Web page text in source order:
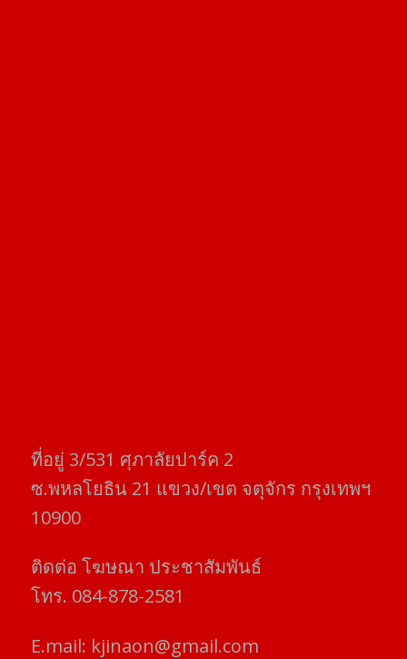
ที่อยู่​ 3/531​ ศุภาลัยปาร์ค​ 2
ซ.พหลโยธิน​ 21​ แขวง/เขต​ จตุจักร​ กรุงเทพฯ
10900
ติดต่อ​ โฆษณา​ ประชาสัมพันธ์
โทร​. 084-878-2581
E.mail: kjinaon@gmail.com